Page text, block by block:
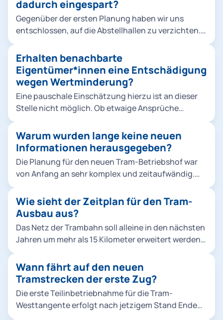
nur durch einen weiteren Betriebshof möglich. Die
vorhandenen Flächen müssen dazu so effizient wie
möglich genutzt werden. Die Berücksichtigung der
wichtig.
dadurch eingespart?
Gegenüber der ersten Planung haben wir uns
entschlossen, auf die Abstellhallen zu verzichten.
Druck auf die kommunalen Finanzen erhöht. Daher
wurde rund ein Drittel der vormals veranschlagten
Projektkosten eingespart. Der größte Posten
waren dabei die Abstellhallen. Keine Option wären
allerdings Einsparungen auf Kosten des
Schallschutzes.
Erhalten benachbarte
Eigentümer*innen eine Entschädigung
wegen Wertminderung?
Eine pauschale Einschätzung hierzu ist an dieser
Stelle nicht möglich. Ob etwaige Ansprüche
durch die Regierung von Oberbayern zeigen.
Warum wurden lange keine neuen
Informationen herausgegeben?
Die Planung für den neuen Tram-Betriebshof war
von Anfang an sehr komplex und zeitaufwändig.
Rahmenbedingungen neu begonnen werden. In
der ersten Planung zwischen 2015 und 2018 haben
durchgeführt. Zur aktuellen dritten Phase haben
wir regelmäßig gegenüber dem zuständigen
gerade im Falle von Umplanungen. Eine detaillierte
Unterrichtung der Anwohnenden sowie der
Öffentlichkeit war aus unserer Sicht erst bei einer
belastbaren Planungsreife sinnvoll, die mittlerweile
Wie sieht der Zeitplan für den Tram-
Ausbau aus?
Das Netz der Trambahn soll alleine in den nächsten
Jahren um mehr als 15 Kilometer erweitert werden.
Stadtteile und die bestehenden ÖPNV-Strecken
noch besser vernetzen und dazu beitragen, dass
die U-Bahn in der Innenstadt entlastet wird: Die
Tram-Westtangente verbindet fünf Stadtteile im
Münchner Westen. Sie vernetzt drei U-Bahnlinien
Wann fährt auf den neuen
Tramstrecken der erste Zug?
Die erste Teilinbetriebnahme für die Tram-
Westtangente erfolgt nach jetzigem Stand Ende